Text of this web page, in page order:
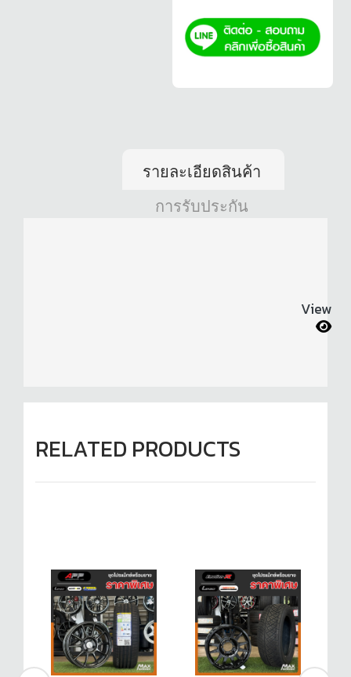
รายละเอียดสินค้า
การรับประกัน
View
RELATED PRODUCTS